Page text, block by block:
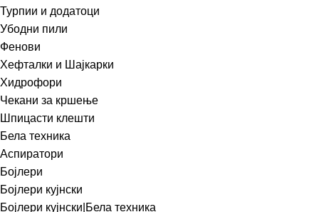
Турпии и додатоци
Убодни пили
Фенови
Хефталки и Шајкарки
Хидрофори
Чекани за кршење
Шпицасти клешти
Бела техника
Аспиратори
Бојлери
Бојлери кујнски
Бојлери кујнски|Бела техника